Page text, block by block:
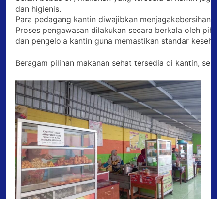
dan higienis.
Para pedagang kantin diwajibkan menjagakebersihan
Proses pengawasan dilakukan secara berkala oleh
dan pengelola kantin guna memastikan standar
Beragam pilihan makanan sehat tersedia di kantin,